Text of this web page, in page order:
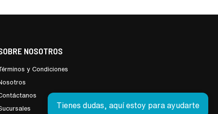
NOSOTROS
y Condiciones
Tienes dudas, aquí estoy para ayudarte